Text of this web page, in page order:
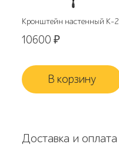
Кронштейн настенный К-2
10600₽
В корзину
Доставка и оплата